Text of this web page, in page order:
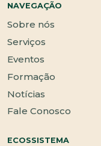
NAVEGAÇÃO
Sobre nós
Serviços
Eventos
Formação
Notícias
Fale Conosco
ECOSSISTEMA